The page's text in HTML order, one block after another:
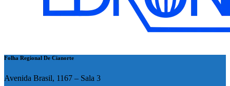
Folha Regional De Cianorte
Avenida Brasil, 1167 – Sala 3